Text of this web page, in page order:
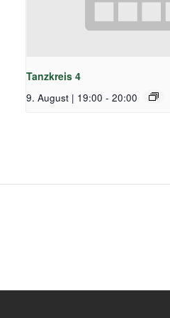
Tanzkreis 4
9. August | 19:00 - 20:00